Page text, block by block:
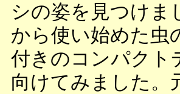
シの姿を見つけま
から使い始めた虫
付きのコンパクト
向けてみました。